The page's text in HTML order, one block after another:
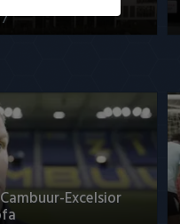
Excelsior